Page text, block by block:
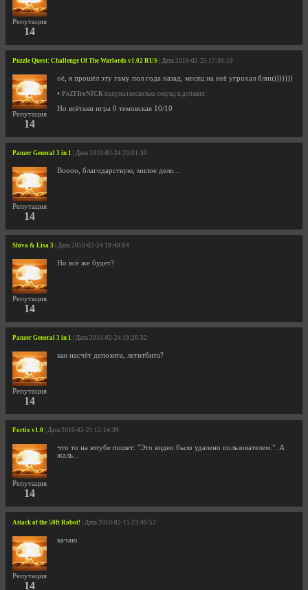
Репутация
14
Puzzle Quest: Challenge Of The Warlords v1.02 RUS | Дата 2010-02-25 17:39:19
Репутация
14
оё, я прошёл эту гаму пол года назад, месяц на неё угрохал блин)))))))
• PoZITroNICK подумал несколько секунд и добавил:
Но всётаки игра 0 темовская 10/10
Panzer General 3 in 1 | Дата 2010-02-24 20:01:30
Репутация
14
Воооо, благодарствую, милое дело...
Shiva & Lisa 3 | Дата 2010-02-24 19:40:04
Репутация
14
Но всё же будет?
Panzer General 3 in 1 | Дата 2010-02-24 19:26:32
Репутация
14
как насчёт депозита, летитбита?
Fortix v1.0 | Дата 2010-02-21 12:14:39
Репутация
14
что то на ютубе пишет: "Это видео было удалено пользователем.". А
жаль...
Attack of the 50ft Robot! | Дата 2010-02-15 23:49:52
Репутация
14
качаю